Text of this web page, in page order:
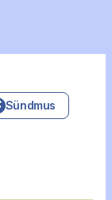
Sündmus